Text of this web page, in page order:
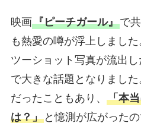
映画『ピーチガール』で
も熱愛の噂が浮上しまし
ツーショット写真が流出
で大きな話題となりまし
だったこともあり、 「本
は？」と憶測が広がったの